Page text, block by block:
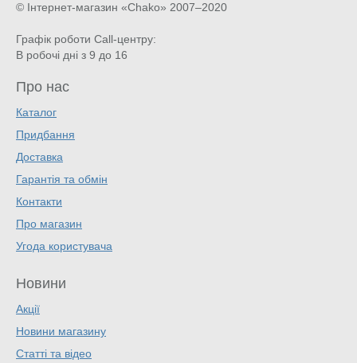
© Інтернет-магазин «Chako» 2007–2020
Графік роботи Call-центру:
В робочі дні з 9 до 16
Про нас
Каталог
Придбання
Доставка
Гарантія та обмін
Контакти
Про магазин
Угода користувача
Новини
Акції
Новини магазину
Статті та відео